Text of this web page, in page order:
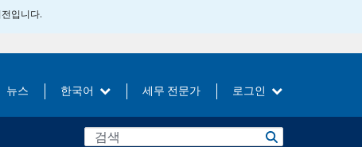
입니다.
뉴스 한국어 세무 전문가 로그인